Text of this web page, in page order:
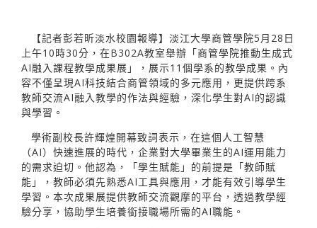
【記者彭若昕淡水校園報導】淡江大學商管學院5月28日
上午10時30分，在B302A教室舉辦「商管學院推動生成式
AI融入課程教學成果展」，展示11個學系的教學成果。內
容不僅呈現AI科技結合商管領域的多元應用，更提供跨系
教師交流AI融入教學的作法與經驗，深化學生對AI的認識
與學習。
學術副校長許輝煌開幕致詞表示，在這個人工智慧
（AI）快速進展的時代，企業對大學畢業生的AI運用能力
的需求迫切。他認為，「學生賦能」的前提是「教師賦
能」，教師必須先熟悉AI工具與應用，才能有效引導學生
學習。本次成果展提供教師交流觀摩的平台，透過教學經
驗分享，協助學生培養銜接職場所需的AI職能。